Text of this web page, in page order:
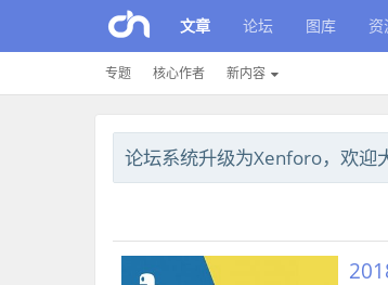
文章
专题 核心作者 新内容
论坛 图库 资
论坛系统升级为Xenforo，欢迎